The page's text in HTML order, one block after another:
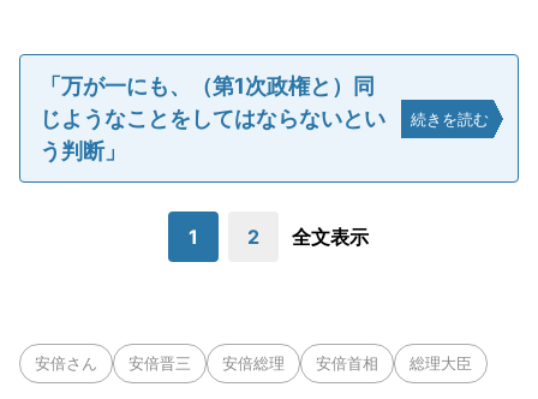
「万が一にも、（第1次政権と）同
じようなことをしてはならないとい
う判断」
続きを読む
1 2 全文表示
安倍さん 安倍晋三 安倍総理 安倍首相 総理大臣